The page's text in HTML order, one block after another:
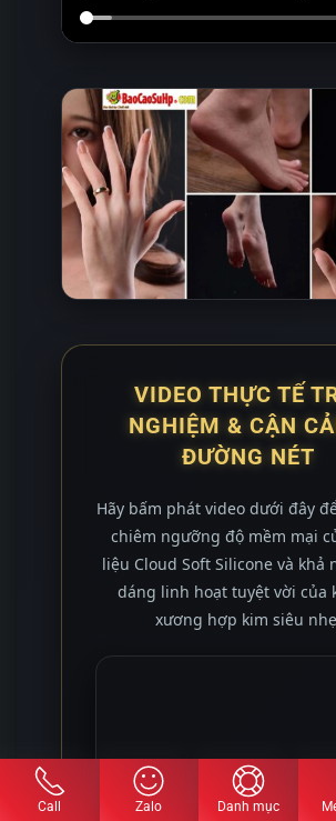
VIDEO THỰC TẾ
NGHIỆM & CẬN
ĐƯỜNG NÉT
Hãy bấm phát video dưới đây
chiêm ngưỡng độ mềm mại
liệu Cloud Soft Silicone và khả
dáng linh hoạt tuyệt vời của
xương hợp kim siêu
Call Zalo Danh mục